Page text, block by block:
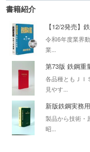
書籍紹介
【12/2発売】
令和6年度業界
業...
第73版 鉄鋼重
各品種ともＪＩ
見やす...
新版鉄鋼実務
製品から技術・
昭...